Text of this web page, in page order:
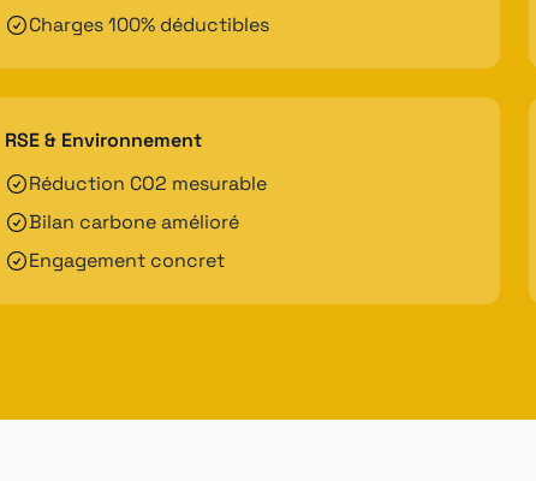
Charges 100% déductibles
RSE & Environnement
Réduction CO2 mesurable
Bilan carbone amélioré
Engagement concret